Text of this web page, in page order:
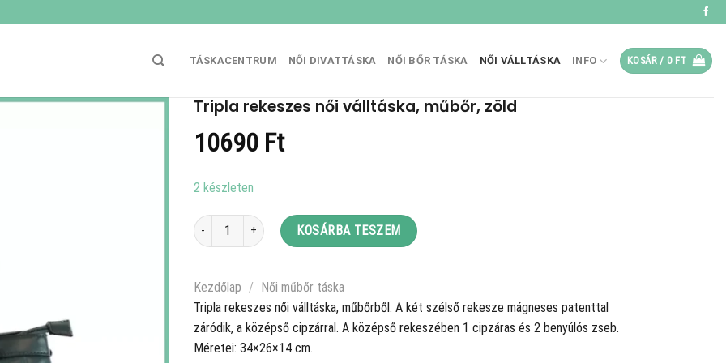
TÁSKACENTRUM NŐI DIVATTÁSKA NŐI BŐR TÁSKA NŐI VÁLLTÁSKA INFO KOSÁR / 0 FT
Tripla rekeszes női válltáska, műbőr, zöld
10690 Ft
2 készleten
Tripla rekeszes női válltáska, műbőr, zöld mennyiség
KOSÁRBA TESZEM
Kezdőlap / Női műbőr táska
Tripla rekeszes női válltáska, műbőrből. A két szélső rekesze mágneses patenttal
záródik, a középső cipzárral. A középső rekeszében 1 cipzáras és 2 benyúlós zseb.
Méretei: 34×26×14 cm.